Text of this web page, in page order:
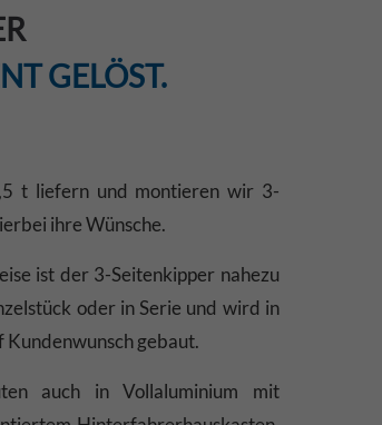
GELÖST.
t liefern und montieren wir 3-
ihre Wünsche.
ist der 3-Seitenkipper nahezu
oder in Serie und wird in
Kundenwunsch gebaut.
auch in Vollaluminium mit